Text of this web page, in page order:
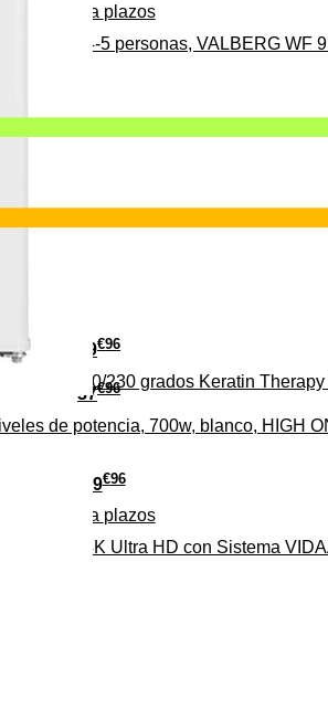
Pago a plazos
para 4-5 personas, VALBERG WF
37€96
de potencia, 700w, blanco, HIGH
29€96
160/230 grados Keratin
279€96
Pago a plazos
EL 4K Ultra HD con Sistema